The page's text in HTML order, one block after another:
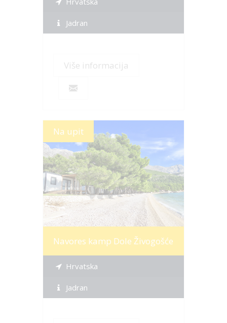
Jadran
Više informacija
Na upit
Više informacija
Navores kamp Dole Živogošće
Hrvatska
Jadran